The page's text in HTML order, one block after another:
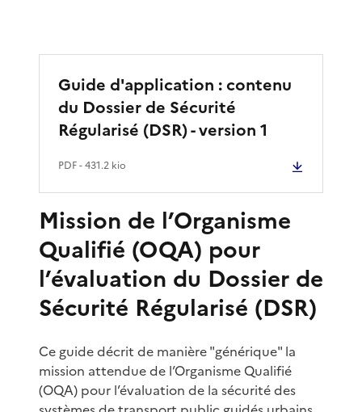
Guide d'application : contenu
du Dossier de Sécurité
Régularisé (DSR) - version 1
PDF- 431.2 kio
Mission de l’Organisme
Qualifié (OQA) pour
l’évaluation du Dossier de
Sécurité Régularisé (DSR)
Ce guide décrit de manière "générique" la
mission attendue de l’Organisme Qualifié
(OQA) pour l’évaluation de la sécurité des